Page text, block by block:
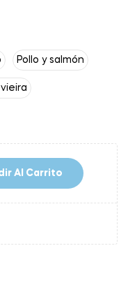
Pollo y salmón
Al Carrito